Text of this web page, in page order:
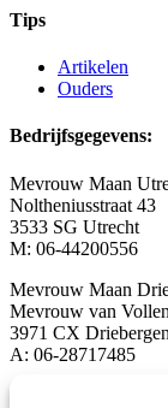
Tips
Artikelen
Ouders
Bedrijfsgegevens:
Mevrouw Maan
Noltheniusstraat 43
3533 SG Utrecht
M: 06-44200556
Mevrouw Maan
Mevrouw van
3971 CX
A: 06-28717485